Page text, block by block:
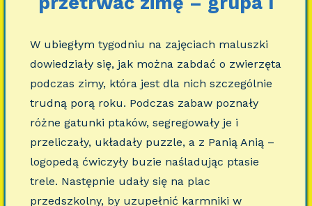
W ubiegłym tygodniu na zajęciach maluszki
dowiedziały się, jak można zabdać o zwierzęta
podczas zimy, która jest dla nich szczególnie
trudną porą roku. Podczas zabaw poznały
różne gatunki ptaków, segregowały je i
przeliczały, układały puzzle, a z Panią Anią –
logopedą ćwiczyły buzie naśladując ptasie
trele. Następnie udały się na plac
przedszkolny, by uzupełnić karmniki w